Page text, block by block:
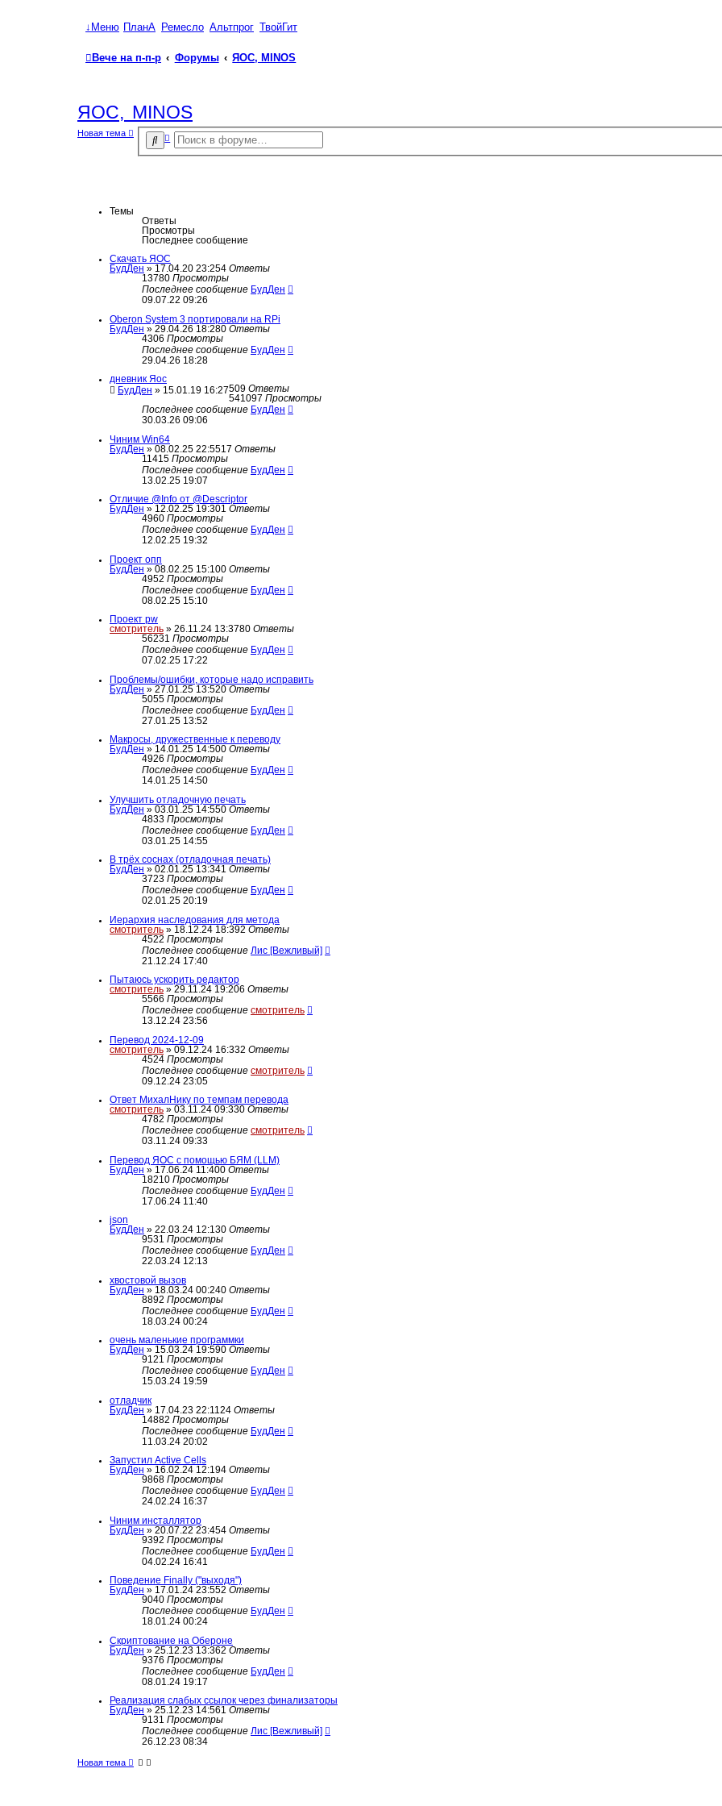
↓Меню ПланА Ремесло Альтпрог ТвойГит
Вече на п-п-р Форумы ЯОС, MINOS
ЯОС, MINOS
Новая тема
П
о
Р
а
с
ы
й
п
и
с
к
Темы
Ответы
Просмотры
Последнее сообщение
Скачать ЯОС
БудДен » 17.04.20 23:254 Ответы
13780 Просмотры
Последнее сообщение БудДен
09.07.22 09:26
Oberon System 3 портировали на RPi
БудДен » 29.04.26 18:280 Ответы
4306 Просмотры
Последнее сообщение БудДен
29.04.26 18:28
дневник Яос
БудДен » 15.01.19 16:27509 Ответы
541097 Просмотры
Последнее сообщение БудДен
30.03.26 09:06
Чиним Win64
БудДен » 08.02.25 22:5517 Ответы
11415 Просмотры
Последнее сообщение БудДен
13.02.25 19:07
Отличие @Info от @Descriptor
БудДен » 12.02.25 19:301 Ответы
4960 Просмотры
Последнее сообщение БудДен
12.02.25 19:32
Проект опп
БудДен » 08.02.25 15:100 Ответы
4952 Просмотры
Последнее сообщение БудДен
08.02.25 15:10
Проект pw
смотритель » 26.11.24 13:3780 Ответы
56231 Просмотры
Последнее сообщение БудДен
07.02.25 17:22
Проблемы/ошибки, которые надо исправить
БудДен » 27.01.25 13:520 Ответы
5055 Просмотры
Последнее сообщение БудДен
27.01.25 13:52
Макросы, дружественные к переводу
БудДен » 14.01.25 14:500 Ответы
4926 Просмотры
Последнее сообщение БудДен
14.01.25 14:50
Улучшить отладочную печать
БудДен » 03.01.25 14:550 Ответы
4833 Просмотры
Последнее сообщение БудДен
03.01.25 14:55
В трёх соснах (отладочная печать)
БудДен » 02.01.25 13:341 Ответы
3723 Просмотры
Последнее сообщение БудДен
02.01.25 20:19
Иерархия наследования для метода
смотритель » 18.12.24 18:392 Ответы
4522 Просмотры
Последнее сообщение Лис [Вежливый]
21.12.24 17:40
Пытаюсь ускорить редактор
смотритель » 29.11.24 19:206 Ответы
5566 Просмотры
Последнее сообщение смотритель
13.12.24 23:56
Перевод 2024-12-09
смотритель » 09.12.24 16:332 Ответы
4524 Просмотры
Последнее сообщение смотритель
09.12.24 23:05
Ответ МихалНику по темпам перевода
смотритель » 03.11.24 09:330 Ответы
4782 Просмотры
Последнее сообщение смотритель
03.11.24 09:33
Перевод ЯОС с помощью БЯМ (LLM)
БудДен » 17.06.24 11:400 Ответы
18210 Просмотры
Последнее сообщение БудДен
17.06.24 11:40
json
БудДен » 22.03.24 12:130 Ответы
9531 Просмотры
Последнее сообщение БудДен
22.03.24 12:13
хвостовой вызов
БудДен » 18.03.24 00:240 Ответы
8892 Просмотры
Последнее сообщение БудДен
18.03.24 00:24
очень маленькие программки
БудДен » 15.03.24 19:590 Ответы
9121 Просмотры
Последнее сообщение БудДен
15.03.24 19:59
отладчик
БудДен » 17.04.23 22:11 24 Ответы
14882 Просмотры
Последнее сообщение БудДен
11.03.24 20:02
Запустил Active Cells
БудДен » 16.02.24 12:194 Ответы
9868 Просмотры
Последнее сообщение БудДен
24.02.24 16:37
Чиним инсталлятор
БудДен » 20.07.22 23:454 Ответы
9392 Просмотры
Последнее сообщение БудДен
04.02.24 16:41
Поведение Finally ("выходя")
БудДен » 17.01.24 23:552 Ответы
9040 Просмотры
Последнее сообщение БудДен
18.01.24 00:24
Скриптование на Обероне
БудДен » 25.12.23 13:362 Ответы
9376 Просмотры
Последнее сообщение БудДен
08.01.24 19:17
Реализация слабых ссылок через финализаторы
БудДен » 25.12.23 14:561 Ответы
9131 Просмотры
Последнее сообщение Лис [Вежливый]
26.12.23 08:34
Новая тема